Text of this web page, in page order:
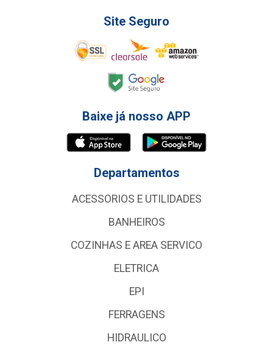
Site Seguro
Baixe já nosso APP
Departamentos
ACESSORIOS E UTILIDADES
BANHEIROS
COZINHAS E AREA SERVICO
ELETRICA
EPI
FERRAGENS
HIDRAULICO